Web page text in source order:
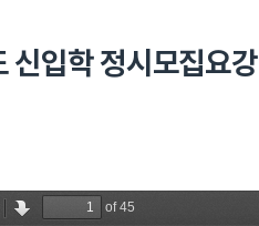
입학 정시모집요강